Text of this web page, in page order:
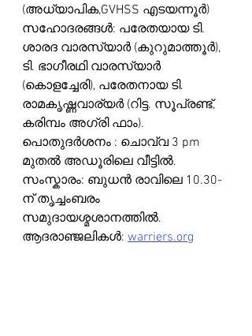
(അധ്യാപിക,GVHSS എടയന്നൂർ)
സഹോദരങ്ങൾ: പരേതയായ ടി.
ശാരദ വാരസ്യാർ (കുറുമാത്തൂർ),
ടി. ഭാഗീരഥി വാരസ്യാർ
(കൊളച്ചേരി), പരേതനായ ടി.
രാമകൃഷ്ണവാര്യർ (റിട്ട. സൂപ്രണ്ട്,
കരിമ്പം അഗ്രി ഫാം).
പൊതുദർശനം : ചൊവ്വ 3 pm
മുതൽ അഡൂരിലെ വീട്ടിൽ.
സംസ്കാരം: ബുധൻ രാവിലെ 10.30-
ന് തൃച്ചംബരം
സമുദായശ്മശാനത്തിൽ.
ആദരാഞ്ജലികൾ: warriers.org